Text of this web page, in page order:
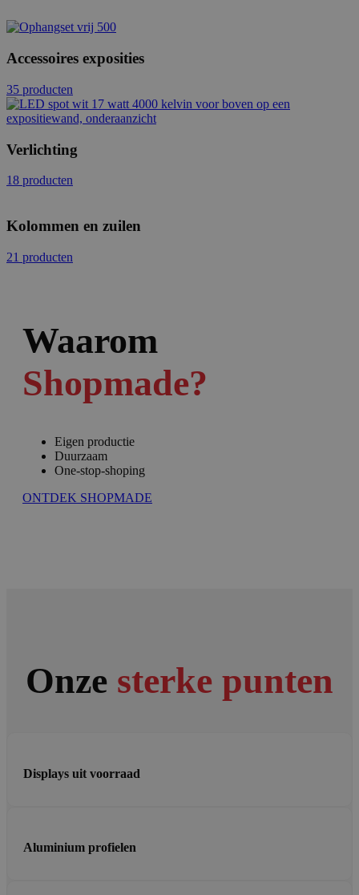
Accessoires exposities
35 producten
Verlichting
18 producten
Kolommen en zuilen
21 producten
Waarom
Shopmade?
Eigen productie
Duurzaam
One-stop-shoping
ONTDEK SHOPMADE
Onze sterke punten
Displays uit voorraad
Aluminium profielen